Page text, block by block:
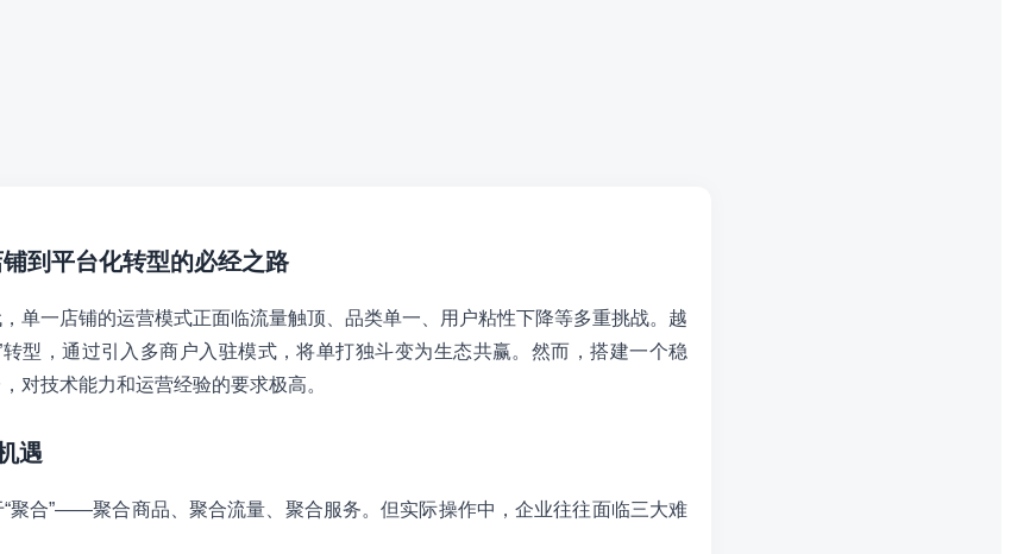
到平台化转型的必经之路
单一店铺的运营模式正面临流量触顶、品类单一、用户粘性下降等多重挑战。越
型，通过引入多商户入驻模式，将单打独斗变为生态共赢。然而，搭建一个稳
对技术能力和运营经验的要求极高。
遇
聚合”——聚合商品、聚合流量、聚合服务。但实际操作中，企业往往面临三大难